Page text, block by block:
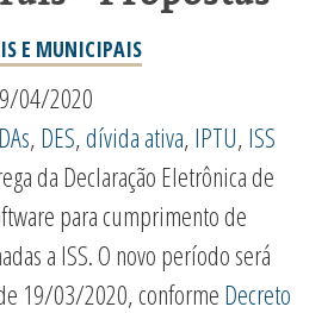
E MUNICIPAIS
04/2020
, DES,dívida ativa, IPTU, ISS
da Declaração Eletrônica de
para cumprimento de
a ISS. O novo período será
19/03/2020, conforme Decreto